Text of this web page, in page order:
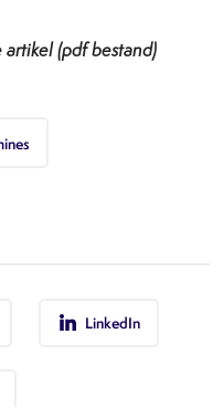
(pdf bestand)
LinkedIn